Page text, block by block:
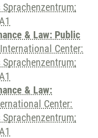
& Law: Public
International Center:
& Law:
Center: